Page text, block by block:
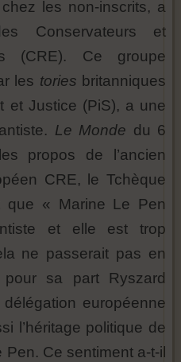
les non-inscrits, a
Conservateurs et
(CRE). Ce groupe
les tories britanniques
et Justice (PiS), a une
Le Monde du 6
propos de l’ancien
CRE, le Tchèque
que « Marine Le Pen
et elle est trop
ne passerait pas en
sa part Ryszard
européenne
l’héritage politique de
Ce sentiment a-t-il